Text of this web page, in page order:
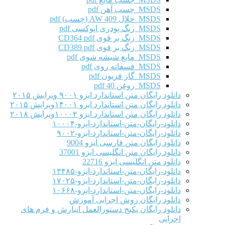
MSDS چسب آهن pdf
MSDS حلال AW 409 (چسب) pdf
MSDS رنگ پودری اپوکسی pdf
MSDS زنگ بر قوی CD364 pdf
MSDS زنگ بر قوی CD389 pdf
MSDS مایع شیشه شوی pdf
MSDS فسفاته روی pdf
MSDS گاز فریون pdf
MSDS روغن 40 pdf
دانلود رایگان متن استاندارد ایزو ۹۰۰۱ ویرایش ۲۰۱۵
دانلود رایگان متن استاندارد ایزو ۱۴۰۰۱ویرایش ۲۰۱۵
دانلود رایگان متن استاندارد ایزو ۱۰۰۰۲ویرایش ۲۰۱۸
دانلود-رایگان-متن-استاندارد-ایزو-۱۰۰۰۴
دانلود-رایگان-متن-استاندارد-ایزو-۹۰۰۲
دانلود رایگان متن فارسی ایزو 9004
دانلود رایگان متن انگلیسی ایزو 37001
دانلود متن انگلیسی ایزو 22716
دانلود-رایگان-متن-استاندارد-ایزو-۱۳۴۸۵
دانلود-رایگان-متن-استاندارد-ایزو-۱۷۰۲۵
دانلود-رایگان-متن-استاندارد-ایزو-۱۰۶۶۸
دانلود رایگان روش اجرایی آموزش
دانلود رایگان پکیج دستورالعمل انبارش و فرم های
اجرایی